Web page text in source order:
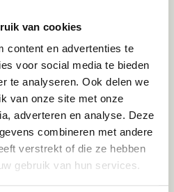
van cookies
content en advertenties te
voor social media te bieden
te analyseren. Ook delen we
van onze site met onze
adverteren en analyse. Deze
combineren met andere
verstrekt of die ze hebben
gebruik van hun services.
in het
chauffeur
en goede 3-
van logies/ontbijt
in een 4-
dag 3